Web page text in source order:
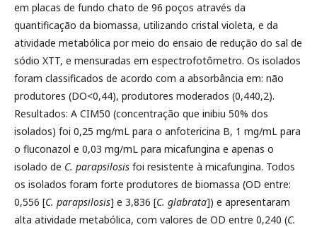
em placas de fundo chato de 96 poços através da
quantificação da biomassa, utilizando cristal violeta, e da
atividade metabólica por meio do ensaio de redução do sal de
sódio XTT, e mensuradas em espectrofotômetro. Os isolados
foram classificados de acordo com a absorbância em: não
produtores (DO<0,44), produtores moderados (0,440,2).
Resultados: A CIM50 (concentração que inibiu 50% dos
isolados) foi 0,25 mg/mL para o anfotericina B, 1 mg/mL para
o fluconazol e 0,03 mg/mL para micafungina e apenas o
isolado de C. parapsilosis foi resistente à micafungina. Todos
os isolados foram forte produtores de biomassa (OD entre:
0,556 [C. parapsilosis] e 3,836 [C. glabrata]) e apresentaram
alta atividade metabólica, com valores de OD entre 0,240 (C.